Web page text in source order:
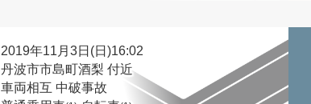
2019年11月3日(日)16:02
丹波市市島町酒梨 付近
車両相互 中破事故